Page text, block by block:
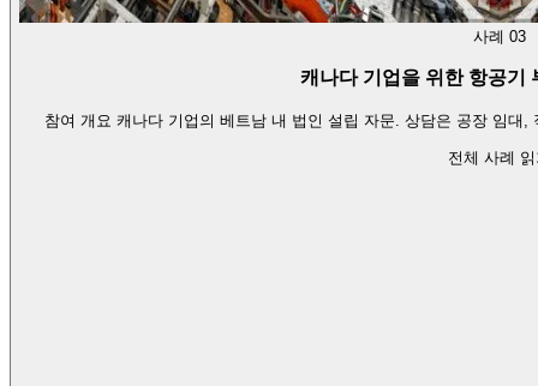
사례 03
캐나다 기업을 위한 항공기
참여 개요 캐나다 기업의 베트남 내 법인 설립 자문. 상담은 공장 임
전체 사례